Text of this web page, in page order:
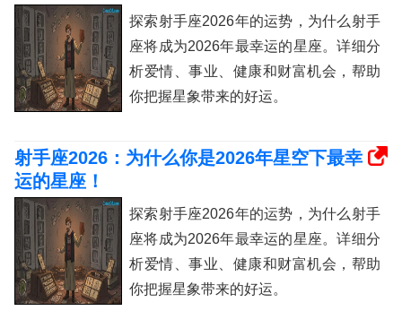
探索射手座2026年的运势，为什么射手
座将成为2026年最幸运的星座。详细分
析爱情、事业、健康和财富机会，帮助
你把握星象带来的好运。
射手座2026：为什么你是2026年星空下最幸
运的星座！
探索射手座2026年的运势，为什么射手
座将成为2026年最幸运的星座。详细分
析爱情、事业、健康和财富机会，帮助
你把握星象带来的好运。